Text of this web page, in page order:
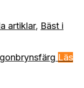
artiklar, Bäst i
Läs